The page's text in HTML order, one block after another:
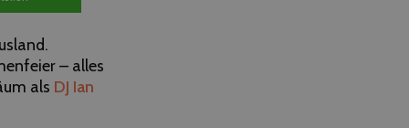
– alles
als DJ Ian